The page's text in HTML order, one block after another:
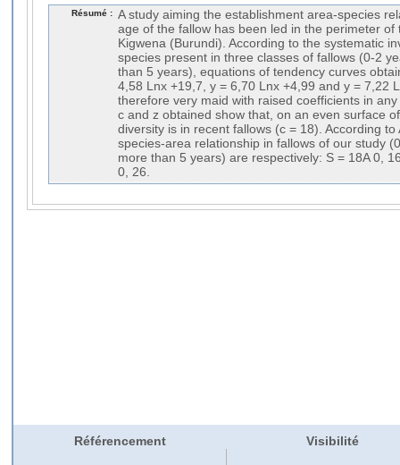
Résumé : A study aiming the establishment area-species
age of the fallow has been led in the perimeter
Kigwena (Burundi). According to the systematic
species present in three classes of fallows (0-2
than 5 years), equations of tendency curves
4,58 Lnx +19,7, y = 6,70 Lnx +4,99 and y = 7,22
therefore very maid with raised coefficients in
c and z obtained show that, on an even surface
diversity is in recent fallows (c = 18). According
species-area relationship in fallows of our study
more than 5 years) are respectively: S = 18A 0,
0, 26.
Référencement Visibilité